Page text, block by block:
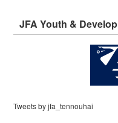
JFA Youth &
Tweets by jfa_tennouhai